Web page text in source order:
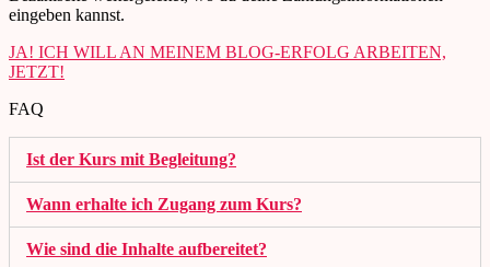
eingeben kannst.
JA! ICH WILL AN MEINEM BLOG-ERFOLG ARBEITEN,
JETZT!
FAQ
Ist der Kurs mit Begleitung?
Wann erhalte ich Zugang zum Kurs?
Wie sind die Inhalte aufbereitet?